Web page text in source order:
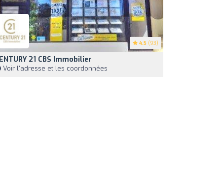
4.5 (93)
21 CBS Immobilier
Voir l'adresse et les coordonnées